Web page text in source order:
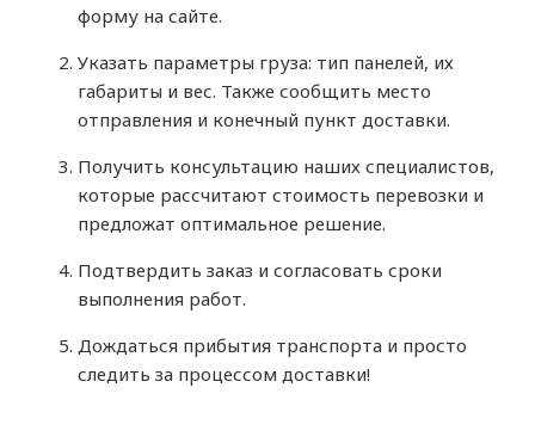
форму на сайте.
Указать параметры груза: тип панелей, их
габариты и вес. Также сообщить место
отправления и конечный пункт доставки.
Получить консультацию наших специалистов,
которые рассчитают стоимость перевозки и
предложат оптимальное решение.
Подтвердить заказ и согласовать сроки
выполнения работ.
Дождаться прибытия транспорта и просто
следить за процессом доставки!